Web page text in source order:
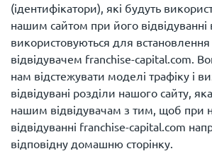
(ідентифікатори), які будуть
нашим сайтом при його
використовуються для
відвідувачем franchise-capital.com.
нам відстежувати моделі трафіку і
відвідувані розділи нашого сайту,
нашим відвідувачам з тим, щоб при
відвідуванні franchise-capital.com
відповідну домашню сторінку.